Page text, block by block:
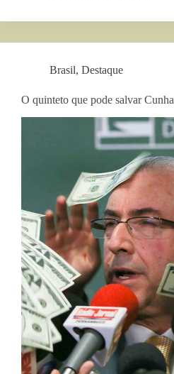
Brasil, Destaque
O quinteto que pode salvar Cunha